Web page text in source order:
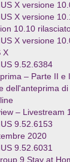
X versione
X versione
10.10
X versione
X
9.52.6384
– Parte II e
dell'anteprima
– Livestream
9.52.6153
2020
9.52.6031
9 Stay at